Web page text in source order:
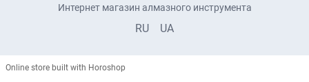
Интернет магазин алмазного инструмента
RU UA
Online store built with Horoshop